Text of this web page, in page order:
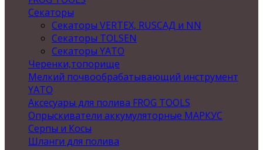
Секаторы
Секаторы VERTEX, RUSСАД и NN
Секаторы TOLSEN
Секаторы YATO
Черенки,топорище
Мелкий почвообрабатывающий инструмент
YATO
Аксесуары для полива FROG TOOLS
Опрыскиватели аккумуляторные МАРКУС
Серпы и Косы
Шланги для полива